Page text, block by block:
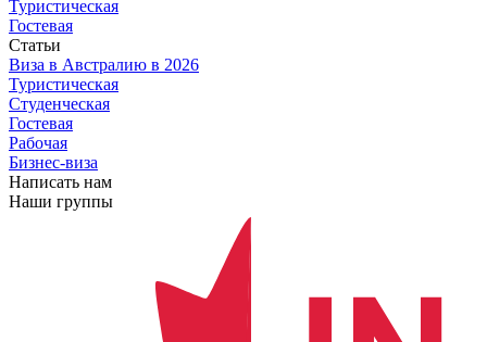
Туристическая
Гостевая
Статьи
Виза в Австралию в 2026
Туристическая
Студенческая
Гостевая
Рабочая
Бизнес-виза
Написать нам
Наши группы